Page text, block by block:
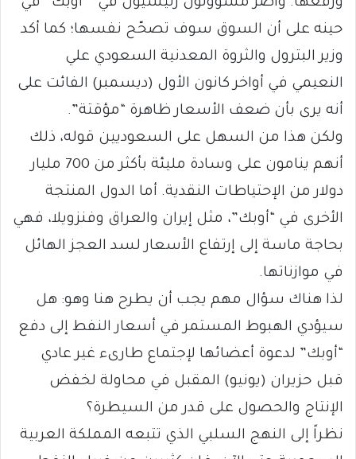
حينه على أن السوق سوف تصحّح نفسها؛ كما أكد
وزير البترول والثروة المعدنية السعودي علي
النعيمي في أواخر كانون الأول (ديسمبر) الفائت على
أنه يرى بأن ضعف الأسعار ظاهرة “مؤقتة”.
ولكن هذا من السهل على السعوديين قوله، ذلك
أنهم ينامون على وسادة مليئة بأكثر من 700 مليار
دولار من الإحتياطات النقدية. أما الدول المنتجة
الأخرى في “أوبك”، مثل إيران والعراق وفنزويلا، فهي
بحاجة ماسة إلى إرتفاع الأسعار لسد العجز الهائل
في موازناتها.
لذا هناك سؤال مهم يجب أن يطرح هنا وهو: هل
سيؤدي الهبوط المستمر في أسعار النفط إلى دفع
“أوبك” لدعوة أعضائها لإجتماع طارىء غير عادي
قبل حزيران (يونيو) المقبل في محاولة لخفض
الإنتاج والحصول على قدر من السيطرة؟
نظراً إلى النهج السلبي الذي تتبعه المملكة العربية